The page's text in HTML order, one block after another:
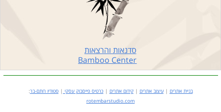
סדנאות והרצאות
Bamboo Center
בניית אתרים |עיצוב אתרים |קידום אתרים | כרטיס פייסבוק עסקי |סטודיו רותם-בר:
rotembarstudio.com